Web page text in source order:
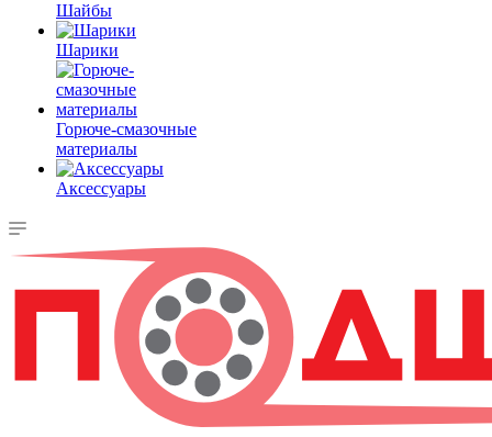
Шайбы
Шарики
Горюче-смазочные
материалы
Аксессуары